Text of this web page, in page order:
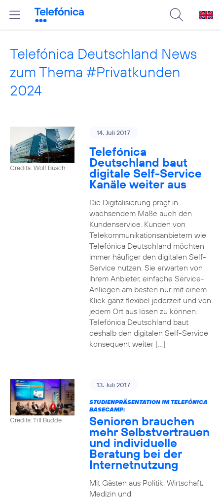
Telefónica Deutschland News
zum Thema #Privatkunden
2024
Credits: Wolf Busch
14. Juli 2017
Telefónica
Deutschland baut
digitale Self-Service
Kanäle weiter aus
Die Digitalisierung prägt in
wachsendem Maße auch den
Kundenservice. Kunden von
Telekommunikationsanbietern wie
Telefónica Deutschland möchten
immer häufiger den digitalen Self-
Service nutzen. Sie erwarten von
ihrem Anbieter, einfache Service-
Anliegen am besten nur mit einem
Klick ganz flexibel jederzeit und von
jedem Ort aus lösen zu können.
Telefónica Deutschland baut
deshalb den digitalen Self-Service
konsequent weiter […]
Credits: Till Budde
13. Juli 2017
STUDIENPRÄSENTATION IM TELEFÓNICA
BASECAMP:
Senioren brauchen
mehr Selbstvertrauen
und individuelle
Beratung bei der
Internetnutzung
Mit Gästen aus Politik, Wirtschaft,
Medizin und